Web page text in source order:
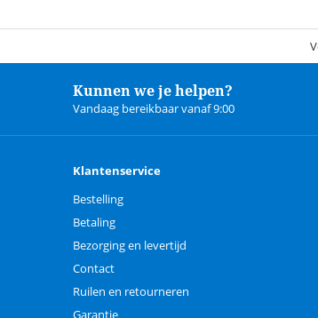
Kunnen we je helpen?
Vandaag bereikbaar vanaf 9:00
Klantenservice
Bestelling
Betaling
Bezorging en levertijd
Contact
Ruilen en retourneren
Garantie